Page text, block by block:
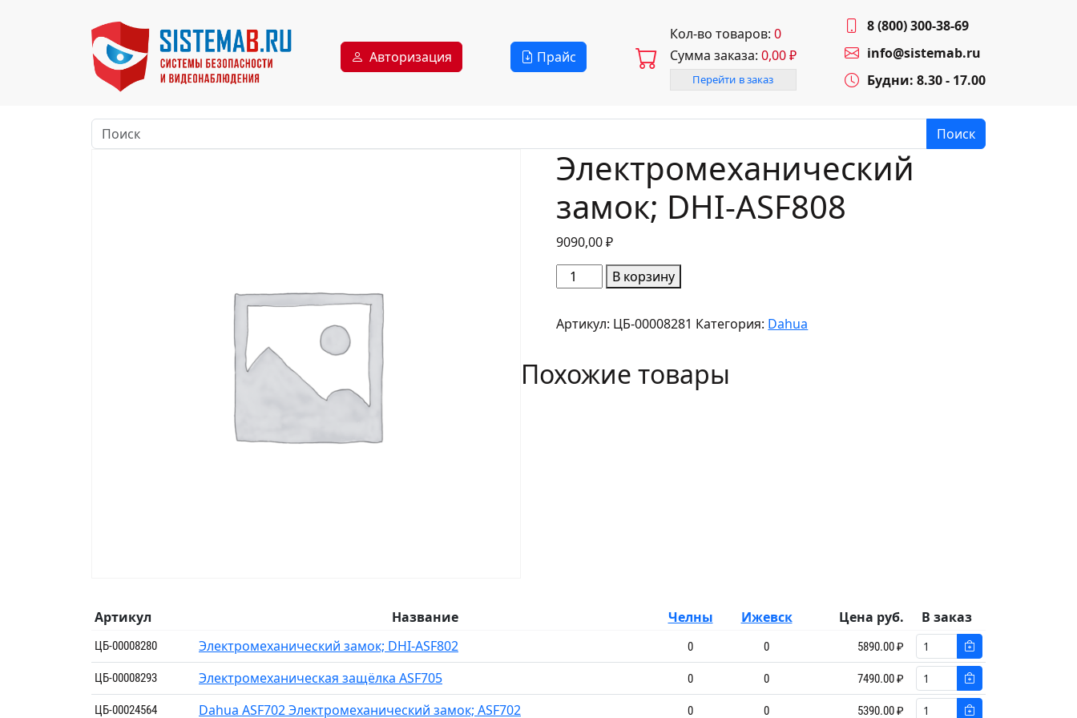
Авторизация Прайс
Кол-во товаров: 0
Сумма заказа: 0,00₽
Перейти в заказ
8 (800) 300-38-69
info@sistemab.ru
Будни: 8.30 - 17.00
Поиск
Электромеханический
замок; DHI-ASF808
9090,00₽
Количество
товара
замок;
ASF808
В корзину
Артикул: ЦБ-00008281 Категория: Dahua
Похожие товары
Артикул Название Челны Ижевск Цена руб. В заказ
ЦБ-00008280 Электромеханический замок; DHI-ASF802 0 0 5890.00 ₽
ЦБ-00008293 Электромеханическая защёлка ASF705 0 0 7490.00 ₽
ЦБ-00024564 Dahua ASF702 Электромеханический замок; ASF702 0 0 5390.00 ₽